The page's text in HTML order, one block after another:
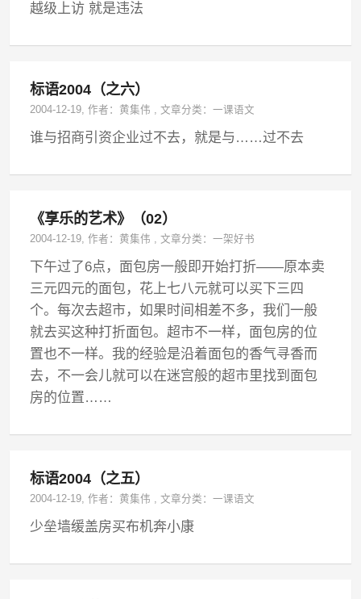
越级上访 就是违法
标语2004（之六）
2004-12-19, 作者：黄集伟 ,文章分类：一课语文
谁与招商引资企业过不去，就是与……过不去
《享乐的艺术》（02）
2004-12-19, 作者：黄集伟 ,文章分类：一架好书
下午过了6点，面包房一般即开始打折——原本卖
三元四元的面包，花上七八元就可以买下三四
个。每次去超市，如果时间相差不多，我们一般
就去买这种打折面包。超市不一样，面包房的位
置也不一样。我的经验是沿着面包的香气寻香而
去，不一会儿就可以在迷宫般的超市里找到面包
房的位置……
标语2004（之五）
2004-12-19, 作者：黄集伟 ,文章分类：一课语文
少垒墙缓盖房买布机奔小康